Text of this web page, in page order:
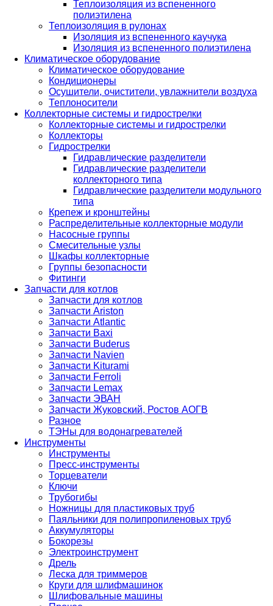
Теплоизоляция из вспененного
полиэтилена
Теплоизоляция в рулонах
Изоляция из вспененного каучука
Изоляция из вспененного полиэтилена
Климатическое оборудование
Климатическое оборудование
Кондиционеры
Осушители, очистители, увлажнители воздуха
Теплоносители
Коллекторные системы и гидрострелки
Коллекторные системы и гидрострелки
Коллекторы
Гидрострелки
Гидравлические разделители
Гидравлические разделители
коллекторного типа
Гидравлические разделители модульного
типа
Крепеж и кронштейны
Распределительные коллекторные модули
Насосные группы
Смесительные узлы
Шкафы коллекторные
Группы безопасности
Фитинги
Запчасти для котлов
Запчасти для котлов
Запчасти Ariston
Запчасти Atlantic
Запчасти Baxi
Запчасти Buderus
Запчасти Navien
Запчасти Kiturami
Запчасти Ferroli
Запчасти Lemax
Запчасти ЭВАН
Запчасти Жуковский, Ростов АОГВ
Разное
ТЭНы для водонагревателей
Инструменты
Инструменты
Пресс-инструменты
Торцеватели
Ключи
Трубогибы
Ножницы для пластиковых труб
Паяльники для полипропиленовых труб
Аккумуляторы
Бокорезы
Электроинструмент
Дрель
Леска для триммеров
Круги для шлифмашинок
Шлифовальные машины